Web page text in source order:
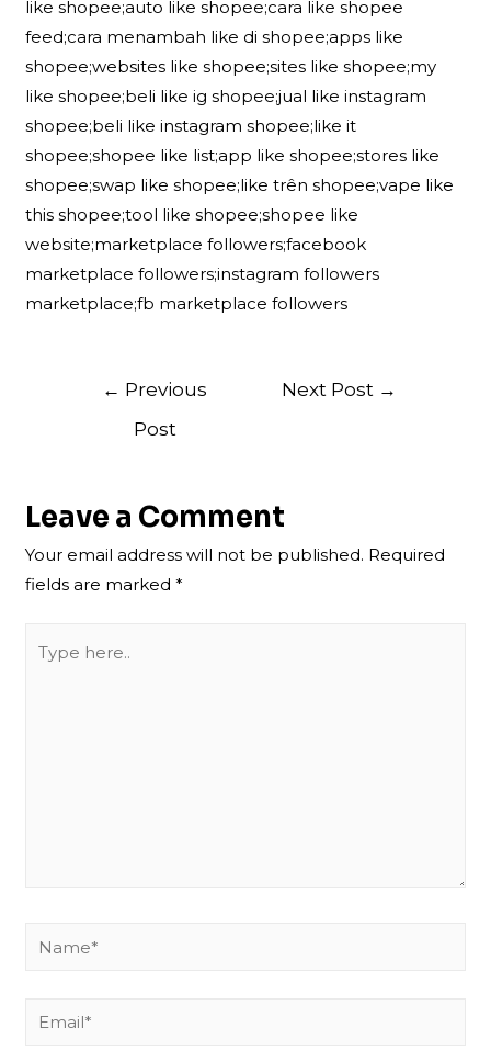
like shopee;auto like shopee;cara like shopee
feed;cara menambah like di shopee;apps like
shopee;websites like shopee;sites like shopee;my
like shopee;beli like ig shopee;jual like instagram
shopee;beli like instagram shopee;like it
shopee;shopee like list;app like shopee;stores like
shopee;swap like shopee;like trên shopee;vape like
this shopee;tool like shopee;shopee like
website;marketplace followers;facebook
marketplace followers;instagram followers
marketplace;fb marketplace followers
Post
navigation
← Previous
Post
Next Post →
Leave a Comment
Your email address will not be published. Required
fields are marked*
here..
Name*
Email*